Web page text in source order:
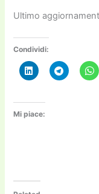
Ultimo
Condividi:
Mi piace: